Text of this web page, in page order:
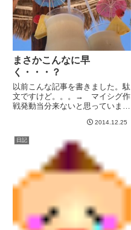
まさかこんなに早
く・・・？
以前こんな記事を書きました。駄
文ですけど。。。→ マイシグ作
戦発動当分来ないと思っていまし
か。お店の人も、少なくとも
2015年の夏くらいか・・・とい
うニュアンスで話されてました。
私の気持ち的にはそれでも早い。
2014.12.25
日記